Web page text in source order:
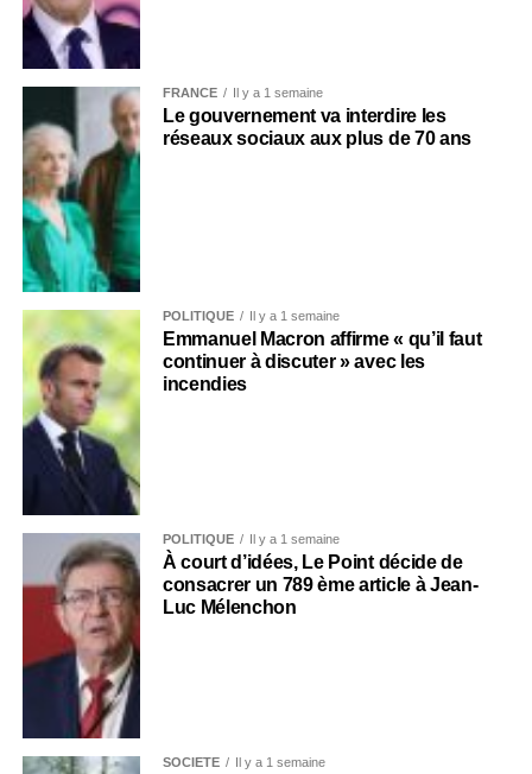
FRANCE Il y a 1 semaine
Le gouvernement va interdire les
réseaux sociaux aux plus de 70 ans
POLITIQUE Il y a 1 semaine
Emmanuel Macron affirme « qu’il faut
continuer à discuter » avec les
incendies
POLITIQUE Il y a 1 semaine
À court d’idées, Le Point décide de
consacrer un 789 ème article à Jean-
Luc Mélenchon
SOCIÉTÉ Il y a 1 semaine